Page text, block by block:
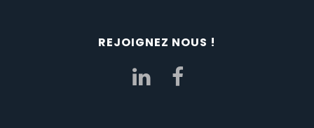
REJOIGNEZ NOUS !